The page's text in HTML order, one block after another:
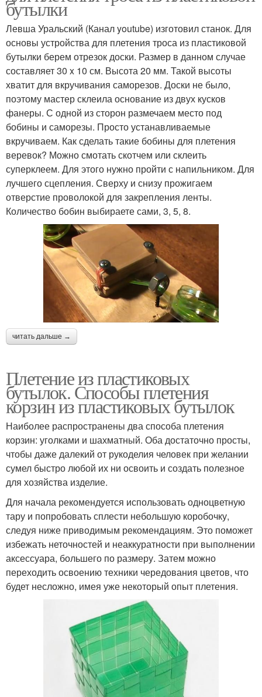
бутылки
Левша Уральский (Канал youtube) изготовил станок. Для
основы устройства для плетения троса из пластиковой
бутылки берем отрезок доски. Размер в данном случае
составляет 30 x 10 см. Высота 20 мм. Такой высоты
хватит для вкручивания саморезов. Доски не было,
поэтому мастер склеила основание из двух кусков
фанеры. С одной из сторон размечаем место под
бобины и саморезы. Просто устанавливаемые
вкручиваем. Как сделать такие бобины для плетения
веревок? Можно смотать скотчем или склеить
суперклеем. Для этого нужно пройти с напильником. Для
лучшего сцепления. Сверху и снизу прожигаем
отверстие проволокой для закрепления ленты.
Количество бобин выбираете сами, 3, 5, 8.
читать дальше →
Плетение из пластиковых
бутылок. Способы плетения
корзин из пластиковых бутылок
Наиболее распространены два способа плетения
корзин: уголками и шахматный. Оба достаточно просты,
чтобы даже далекий от рукоделия человек при желании
сумел быстро любой их ни освоить и создать полезное
для хозяйства изделие.
Для начала рекомендуется использовать одноцветную
тару и попробовать сплести небольшую коробочку,
следуя ниже приводимым рекомендациям. Это поможет
избежать неточностей и неаккуратности при выполнении
аксессуара, большего по размеру. Затем можно
переходить освоению техники чередования цветов, что
будет несложно, имея уже некоторый опыт плетения.